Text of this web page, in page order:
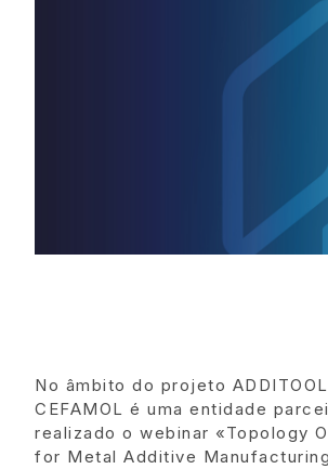
No âmbito do projeto
CEFAMOL é uma entidade
realizado o webinar «Topology
for Metal Additive